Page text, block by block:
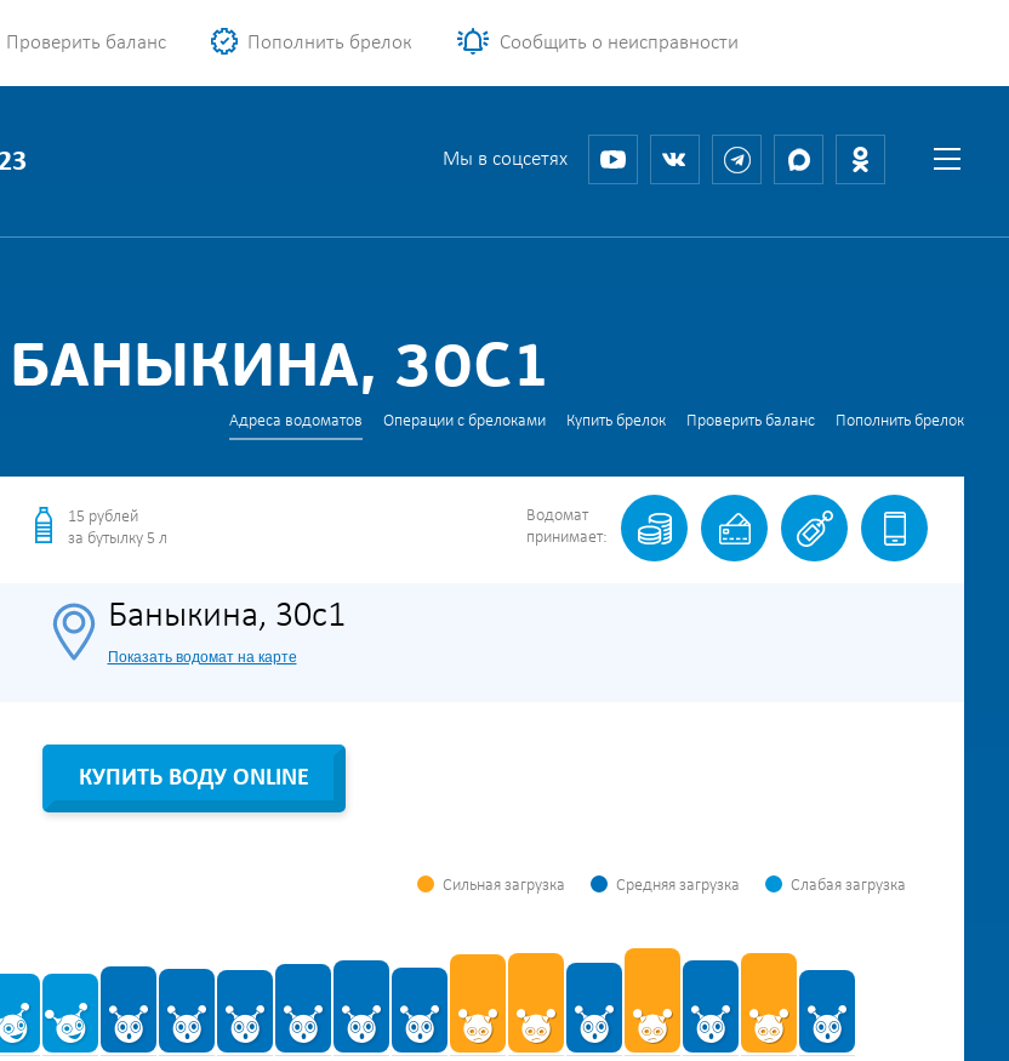
Проверить баланс Пополнить брелок Сообщить о неисправности
Мы в соцсетях
30С1
Адреса водоматов Операции с брелоками Купить брелок Проверить баланс Пополнить брелок
15 рублей
за бутылку 5 л
Водомат
принимает:
Баныкина, 30с1
Показать водомат на карте
КУПИТЬ ВОДУ ONLINE
Сильная загрузка Средняя загрузка Слабая загрузка